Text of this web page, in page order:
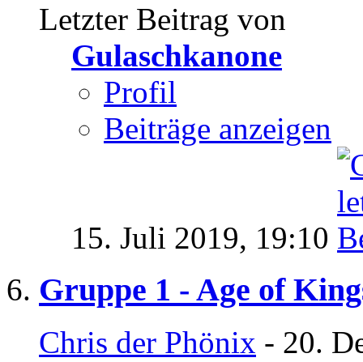
Letzter Beitrag von
Gulaschkanone
Profil
Beiträge anzeigen
15. Juli 2019, 19:10
Gruppe 1 - Age of
Chris der Phönix - 20.